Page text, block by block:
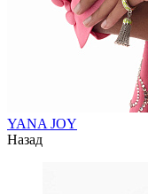
YANA JOY
Назад